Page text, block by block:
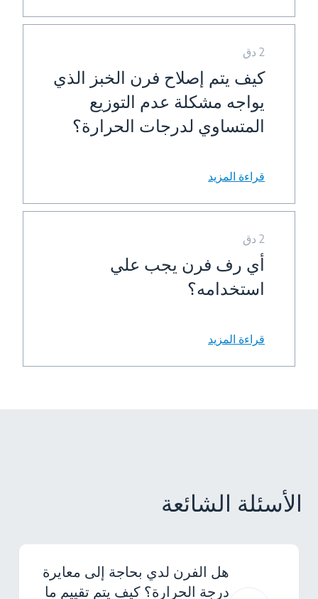
2 دق
كيف يتم إصلاح فرن الخبز الذي
يواجه مشكلة عدم التوزيع
المتساوي لدرجات الحرارة؟
قراءة المزيد
2 دق
أي رف فرن يجب علي
استخدامه؟
قراءة المزيد
الأسئلة الشائعة
هل الفرن لدي بحاجة إلى معايرة
درجة الحرارة؟ كيف يتم تقييم ما